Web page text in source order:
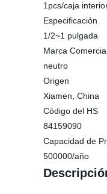
1pcs/caja
Especificación
1/2~1 pulgada
Marca
neutro
Origen
Xiamen, China
Código del HS
84159090
Capacidad de
500000/año